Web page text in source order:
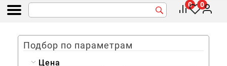
Открыть меню
0 0
Подбор по параметрам
Цена